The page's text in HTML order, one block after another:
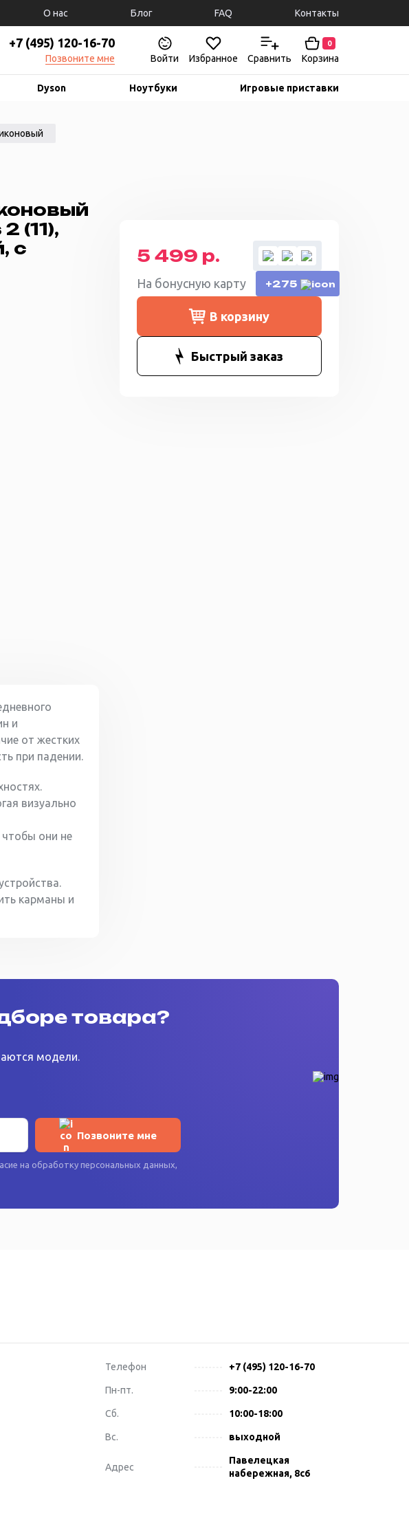
О нас Блог FAQ Контакты
+7 (495) 120-16-70
Позвоните мне Войти Избранное Сравнить
0
Корзина
Dyson Ноутбуки Игровые приставки
(11),
с
5 499 р.
На бонусную карту +275
В корзину
Быстрый заказ
и
от жестких
при падении.
визуально
они не
карманы и
товара?
модели.
Позвоните мне
на обработку персональных данных,
Телефон +7 (495) 120-16-70
Пн-пт. 9:00-22:00
Сб. 10:00-18:00
Вс. выходной
Адрес
Павелецкая
набережная, 8с6